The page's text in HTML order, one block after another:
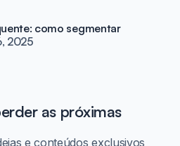
como segmentar
2025
as próximas
e conteúdos exclusivos